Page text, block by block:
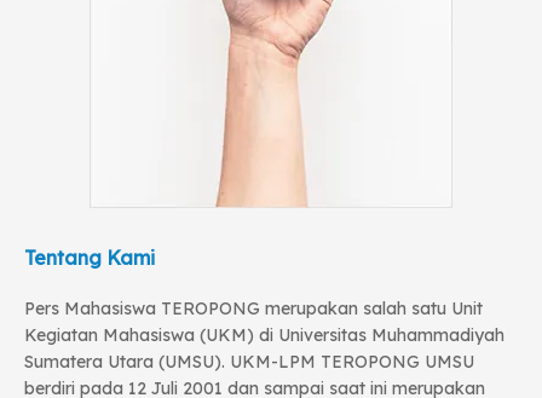
Tentang Kami
Pers Mahasiswa TEROPONG merupakan salah satu Unit
Kegiatan Mahasiswa (UKM) di Universitas Muhammadiyah
Sumatera Utara (UMSU). UKM-LPM TEROPONG UMSU
berdiri pada 12 Juli 2001 dan sampai saat ini merupakan